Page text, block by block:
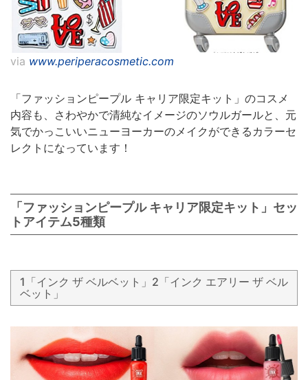
via www.periperacosmetic.com
「ファッションピープル キャリア限定キット」のコスメ
内容も、さわやかで清純なイメージのソウルガールと、元
気でかっこいいニューヨーカーのメイクができるカラーセ
レクトになっています！
「ファッションピープル キャリア限定キット」セッ
トアイテム5種類
1「インク ザ ベルベット」2「インク エアリー ザ ベル
ベット」